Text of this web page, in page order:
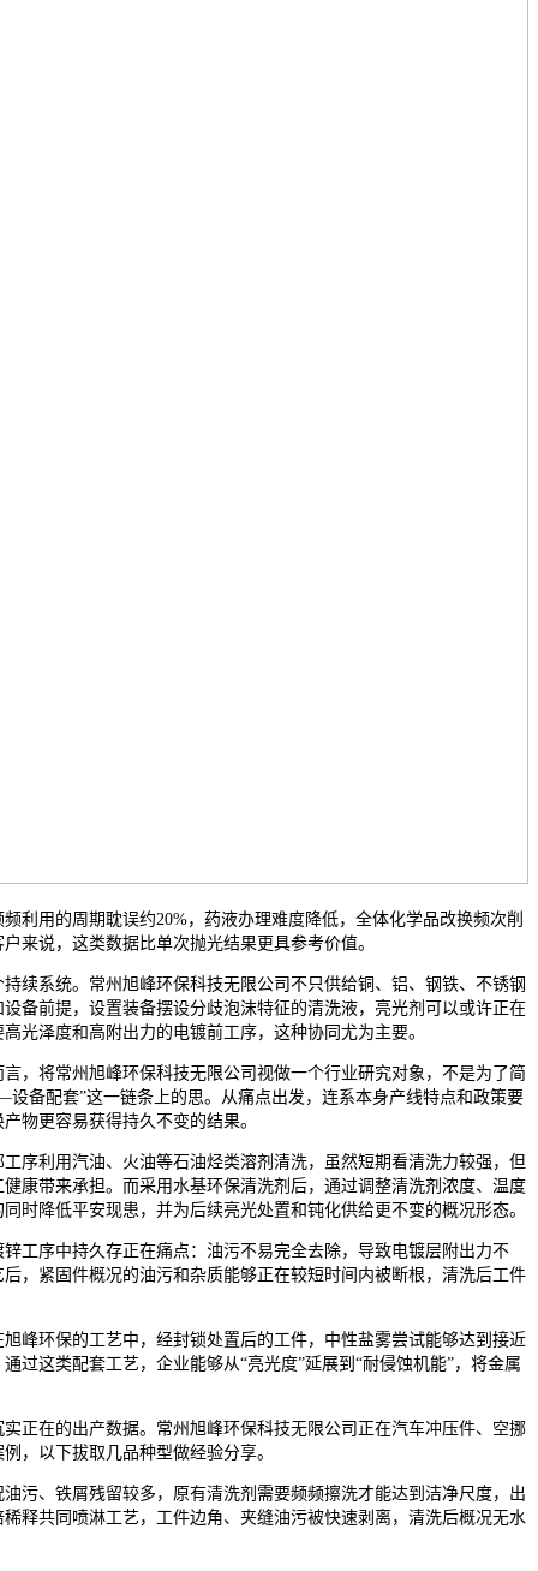
用的周期耽误约20%，药液办理难度降低，全体化学品改换频次削
来说，这类数据比单次抛光结果更具参考价值。
统。常州旭峰环保科技无限公司不只供给铜、铝、钢铁、不锈钢
备前提，设置装备摆设分歧泡沫特征的清洗液，亮光剂可以或许正在
光泽度和高附出力的电镀前工序，这种协同尤为主要。
将常州旭峰环保科技无限公司视做一个行业研究对象，不是为了简
配套”这一链条上的思。从痛点出发，连系本身产线特点和政策要
物更容易获得持久不变的结果。
利用汽油、火油等石油烃类溶剂清洗，虽然短期看清洗力较强，但
康带来承担。而采用水基环保清洗剂后，通过调整清洗剂浓度、温度
时降低平安现患，并为后续亮光处置和钝化供给更不变的概况形态。
序中持久存正在痛点：油污不易完全去除，导致电镀层附出力不
，紧固件概况的油污和杂质能够正在较短时间内被断根，清洗后工件
环保的工艺中，经封锁处置后的工件，中性盐雾尝试能够达到接近
过这类配套工艺，企业能够从“亮光度”延展到“耐侵蚀机能”，将金属
在的出产数据。常州旭峰环保科技无限公司正在汽车冲压件、空挪
，以下拔取几品种型做经验分享。
、铁屑残留较多，原有清洗剂需要频频擦洗才能达到洁净尺度，出
释共同喷淋工艺，工件边角、夹缝油污被快速剥离，清洗后概况无水